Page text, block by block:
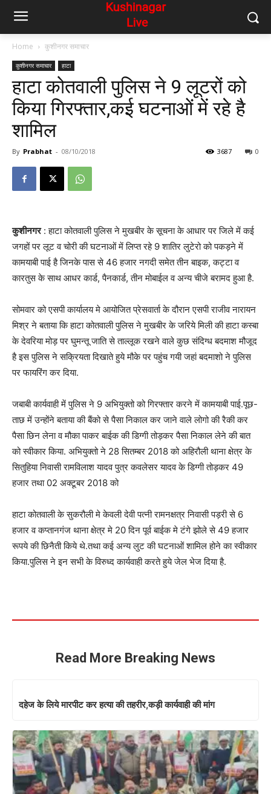
Home कुशीनगर समाचार
कुशीनगर समाचार हाटा
हाटा कोतवाली पुलिस ने 9 लूटरों को
किया गिरफ्तार,कई घटनाओं में रहे है
शामिल
By Prabhat - 08/10/2018 0
3687
कुशीनगर: हाटा कोतवाली पुलिस ने मुखबीर के सूचना के आधार पर जिले में कई
जगहों पर लूट व चोरी की घटनाओं में लिप्त रहे 9 शातिर लुटेरो को पकड़ने में
कामयाबी पाई है जिनके पास से 46 हजार नगदी समेत तीन बाइक, कट्टा व
कारतुस के साथ आधर कार्ड, पैनकार्ड, तीन मोबाईल व अन्य चीजे बरामद हुआ है.
सोमवार को एसपी कार्यालय मे आयोजित प्रेसवार्ता के दौरान एसपी राजीव नारायन
मिश्र ने बताया कि हाटा कोतवाली पुलिस ने मुखबीर के जरिये मिली की हाटा कस्बा
के देवरिया मोड़ पर घुमन्तू जाति से ताल्लूक रखने वाले कुछ संदिग्ध बदमाश मौजूद
है इस पुलिस ने सक्रियता दिखाते हुये मौके पर पहुंच गयी जहां बदमाशो ने पुलिस
पर फायरिंग कर दिया.
जबाबी कार्यवाही में पुलिस ने 9 अभियुक्तो को गिरफ्तार करने में कामयाबी पाई.पूछ-
ताछ में उन्होंने बताया की बैंको से पैसा निकाल कर जाने वाले लोगो की रैकी कर
पैसा छिन लेना व मौका पाकर बाईक की डिग्गी तोड़कर पैसा निकाल लेने की बात
को स्वीकार किया. अभियुक्तो ने 28 सितम्बर 2018 को अहिरौली थाना क्षेत्र के
सितुहिया निवासी रामविलाश यादव पुत्र कवलेसर यादव के डिग्गी तोड़कर 49
हजार तथा 02 अक्टूबर 2018 को
हाटा कोतवाली के सुकरौली मे केवली देवी पत्नी रामनक्षत्र निवासी पड़री से 6
हजार व कप्तानगंज थाना क्षेत्र मे 20 दिन पूर्व बाईक मे टंगे झोले से 49 हजार
रूपये की छिनैती किये थे.तथा कई अन्य लुट की घटनाओं शामिल होने का स्वीकार
किया.पुलिस ने इन सभी के विरुध्द कार्यवाही करते हुये जेल भेज दिया है.
Read More Breaking News
दहेज के लिये मारपीट कर हत्या की तहरीर,कड़ी कार्यवाही की मांग